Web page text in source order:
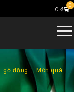
0 ₫
0
gỗ đồng – Món quà